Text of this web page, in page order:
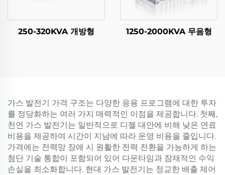
250-320KVA 개방형 1250-2000KVA 무음형
가스 발전기 가격 구조는 다양한 응용 프로그램에 대한 투자
를 정당화하는 여러 가지 매력적인 이점을 제공합니다. 첫째,
천연 가스 발전기는 일반적으로 디젤 대안에 비해 낮은 연료
비용을 제공하여 시간이 지남에 따라 운영 비용을 줄입니다.
가격에는 전력망 장애 시 원활한 전력 전환을 가능하게 하는
첨단 기술 통합이 포함되어 있어 다운타임과 잠재적인 수익
손실을 최소화합니다. 현대 가스 발전기는 정교한 배출 제어